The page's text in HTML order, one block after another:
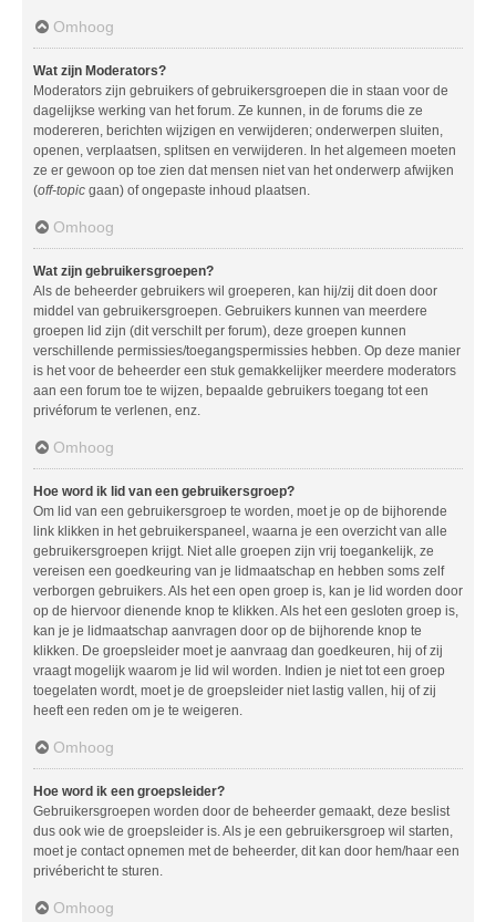
Omhoog
Wat zijn Moderators?
Moderators zijn gebruikers of gebruikersgroepen die in staan voor de
dagelijkse werking van het forum. Ze kunnen, in de forums die ze
modereren, berichten wijzigen en verwijderen; onderwerpen sluiten,
openen, verplaatsen, splitsen en verwijderen. In het algemeen moeten
ze er gewoon op toe zien dat mensen niet van het onderwerp afwijken
(off-topic gaan) of ongepaste inhoud plaatsen.
Omhoog
Wat zijn gebruikersgroepen?
Als de beheerder gebruikers wil groeperen, kan hij/zij dit doen door
middel van gebruikersgroepen. Gebruikers kunnen van meerdere
groepen lid zijn (dit verschilt per forum), deze groepen kunnen
verschillende permissies/toegangspermissies hebben. Op deze manier
is het voor de beheerder een stuk gemakkelijker meerdere moderators
aan een forum toe te wijzen, bepaalde gebruikers toegang tot een
privéforum te verlenen, enz.
Omhoog
Hoe word ik lid van een gebruikersgroep?
Om lid van een gebruikersgroep te worden, moet je op de bijhorende
link klikken in het gebruikerspaneel, waarna je een overzicht van alle
gebruikersgroepen krijgt. Niet alle groepen zijn vrij toegankelijk, ze
vereisen een goedkeuring van je lidmaatschap en hebben soms zelf
verborgen gebruikers. Als het een open groep is, kan je lid worden door
op de hiervoor dienende knop te klikken. Als het een gesloten groep is,
kan je je lidmaatschap aanvragen door op de bijhorende knop te
klikken. De groepsleider moet je aanvraag dan goedkeuren, hij of zij
vraagt mogelijk waarom je lid wil worden. Indien je niet tot een groep
toegelaten wordt, moet je de groepsleider niet lastig vallen, hij of zij
heeft een reden om je te weigeren.
Omhoog
Hoe word ik een groepsleider?
Gebruikersgroepen worden door de beheerder gemaakt, deze beslist
dus ook wie de groepsleider is. Als je een gebruikersgroep wil starten,
moet je contact opnemen met de beheerder, dit kan door hem/haar een
privébericht te sturen.
Omhoog